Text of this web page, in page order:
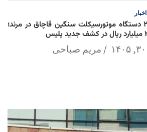
اخبار
توقیف ۲ دستگاه موتورسیکلت سنگین قاچاق در مرند؛
مریم صباحی